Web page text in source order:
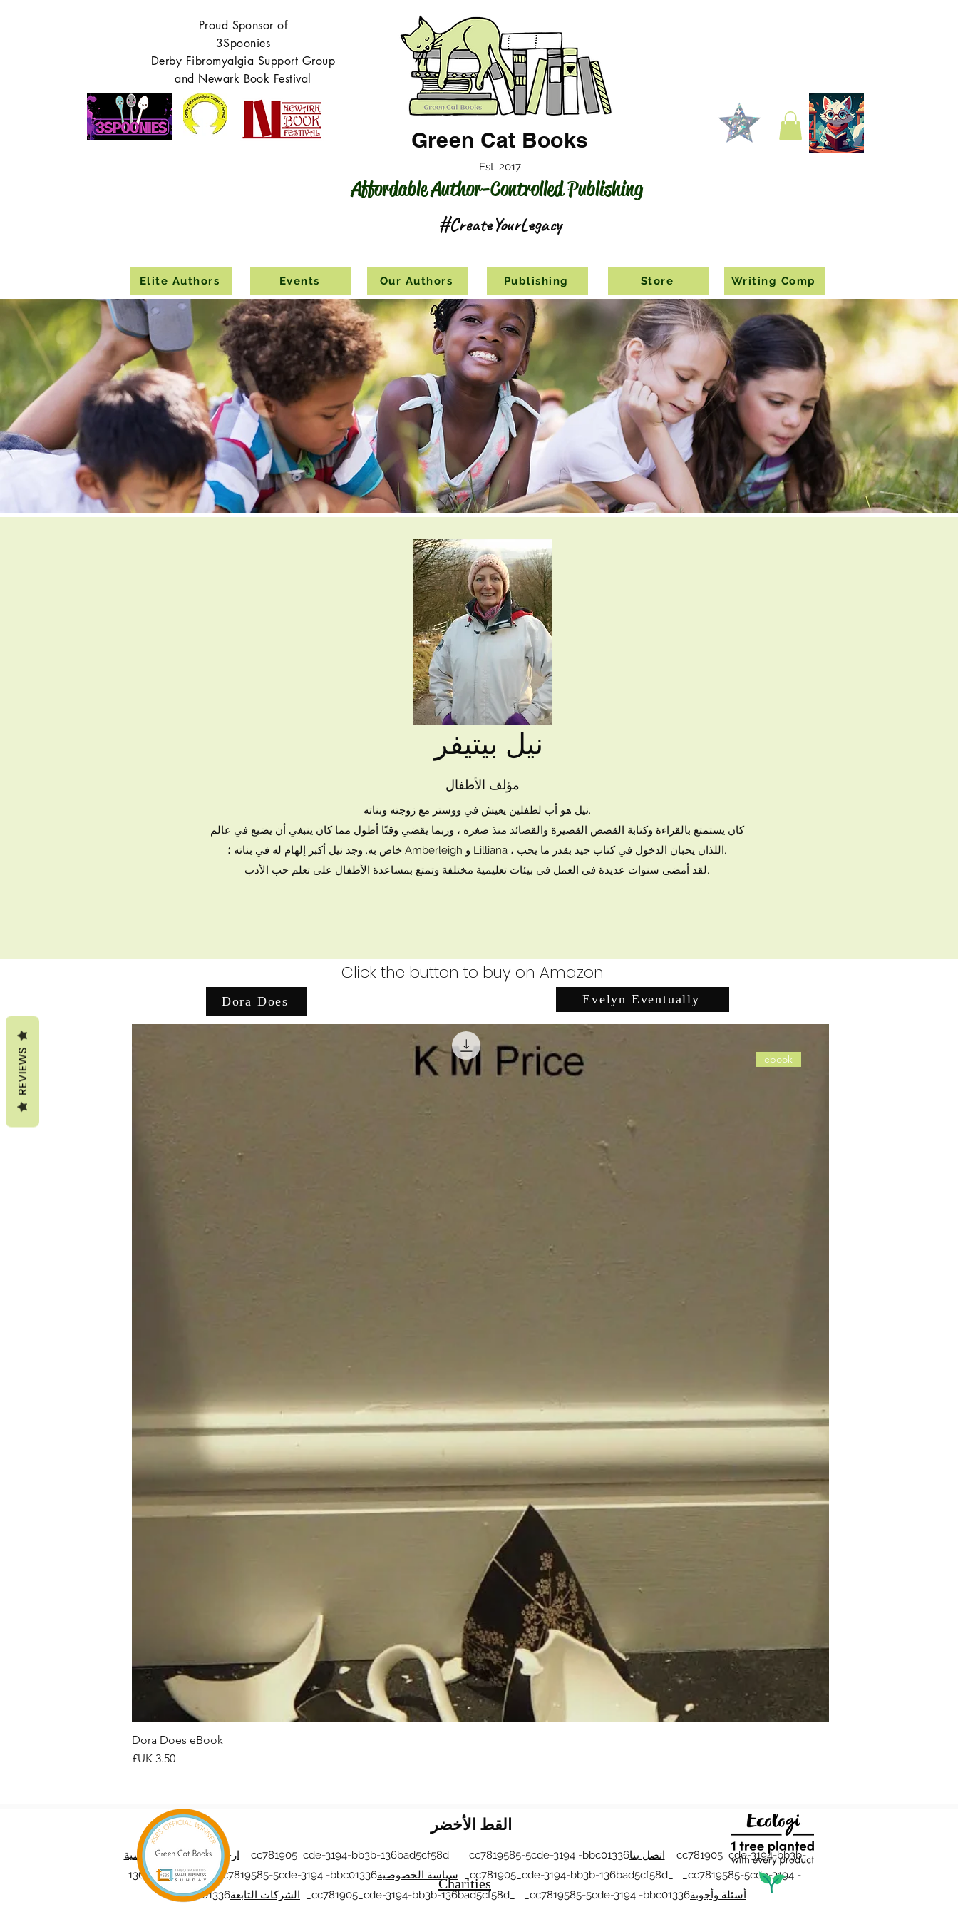
Green Cat Books
Est. 2017
Proud Sponsor of
3Spoonies
Derby Fibromyalgia Support Group
and Newark Book Festival
#CreateYourLegacy
Affordable Author-Controlled Publishing
Elite Authors Events Our Authors Publishing Store Writing Comp
نيل بيتيفر
مؤلف الأطفال
نيل هو أب لطفلين يعيش في ووستر مع زوجته وبناته.
كان يستمتع بالقراءة وكتابة القصص القصيرة والقصائد منذ صغره ، وربما يقضي وقتًا أطول مما كان ينبغي أن يضيع في عالم
خاص به. وجد نيل أكبر إلهام له في بناته ؛ Amberleigh و Lilliana ، اللذان يحبان الدخول في كتاب جيد بقدر ما يحب.
لقد أمضى سنوات عديدة في العمل في بيئات تعليمية مختلفة وتمتع بمساعدة الأطفال على تعلم حب الأدب.
Click the button to buy on Amazon
Evelyn Eventually
ebook
Dora Does eBook
السعر
Dora Does
القط الأخضر
ارجع إلى الصفحة الرئيسية _cc781905_cde-3194-bb3b-136bad5cf58d_ _cc7819585-5cde-3194 -bbc01336اتصل بنا _cc781905_cde-3194-bb3b-
136bad5cf58d_ _cc7819585-5cde-3194 -bbc01336سياسة الخصوصية _cc781905_cde-3194-bb3b-136bad5cf58d_ _cc7819585-5cde-3194 -
bbc01336الشركات التابعة _cc781905_cde-3194-bb3b-136bad5cf58d_ _cc7819585-5cde-3194 -bbc01336أسئلة وأجوبة
Charities
REVIEWS